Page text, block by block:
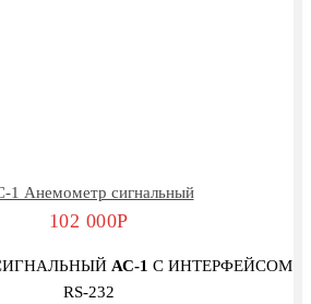
1 Анемометр сигнальный
102 000Р
АС-1 С ИНТЕРФЕЙСОМ
RS-232